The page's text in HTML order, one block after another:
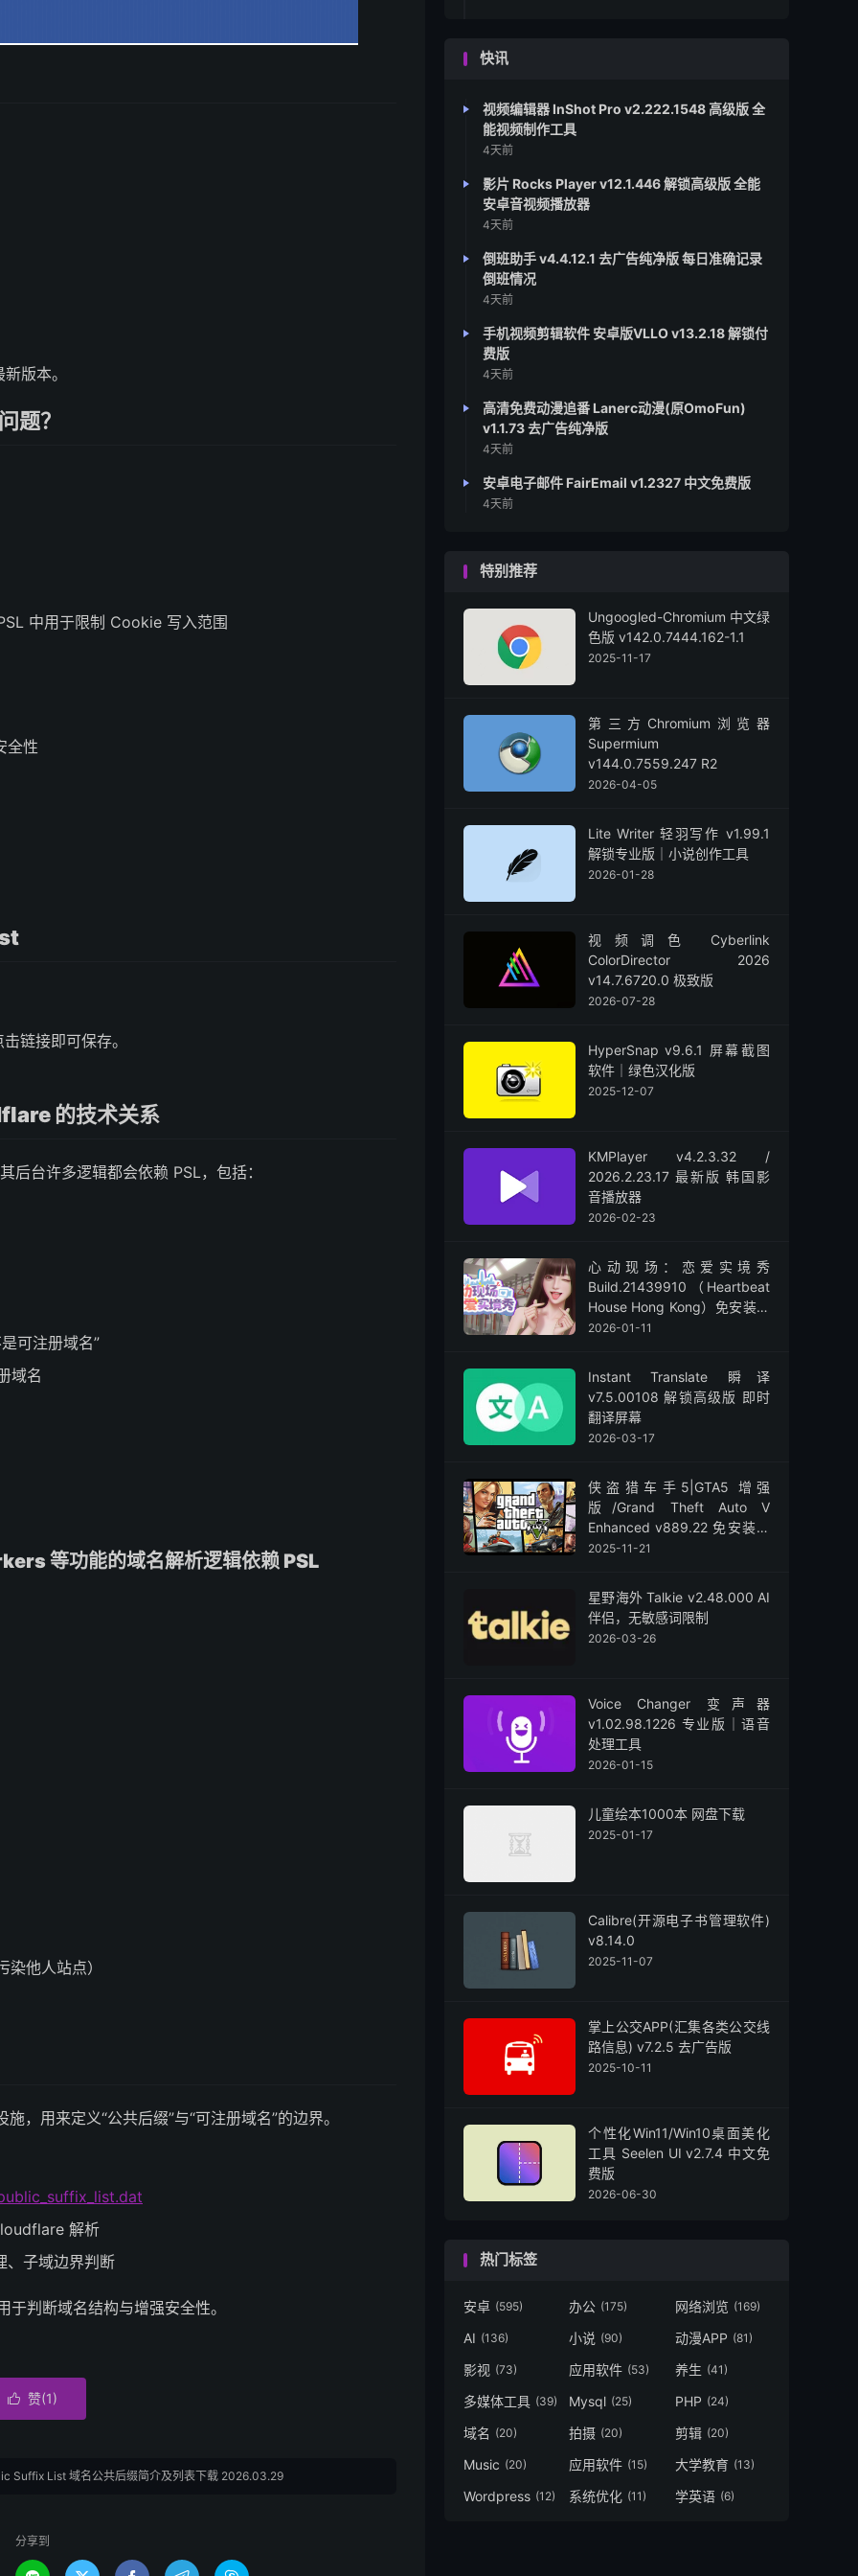
版本。
题？
中用于限制 Cookie 写入范围
全性
链接即可保存。
的技术关系
台许多逻辑都会依赖 PSL，包括：
可注册域名”
域名
等功能的域名解析逻辑依赖 PSL
他人站点）
用来定义“公共后缀”与“可注册域名”的边界。
解析
子域边界判断
判断域名结构与增强安全性。
 赞(1)
Suffix List 域名公共后缀简介及列表下载 2026.03.29
分享到
快讯
视频编辑器 InShot Pro v2.222.1548 高级版 全
能视频制作工具
4天前
影片 Rocks Player v12.1.446 解锁高级版 全能
安卓音视频播放器
4天前
倒班助手 v4.4.12.1 去广告纯净版 每日准确记录
倒班情况
4天前
手机视频剪辑软件 安卓版VLLO v13.2.18 解锁付
费版
4天前
高清免费动漫追番 Lanerc动漫(原OmoFun)
v1.1.73 去广告纯净版
4天前
安卓电子邮件 FairEmail v1.2327 中文免费版
4天前
特别推荐
Ungoogled-Chromium 中文绿
色版 v142.0.7444.162-1.1
2025-11-17
第三方Chromium浏览器
Supermium
v144.0.7559.247 R2
2026-04-05
Lite Writer 轻羽写作 v1.99.1
解锁专业版｜小说创作工具
2026-01-28
视频调色 Cyberlink
ColorDirector 2026
v14.7.6720.0 极致版
2026-07-28
HyperSnap v9.6.1 屏幕截图
软件｜绿色汉化版
2025-12-07
KMPlayer v4.2.3.32 /
2026.2.23.17 最新版 韩国影
音播放器
2026-02-23
心动现场：恋爱实境秀
Build.21439910（Heartbeat
House Hong Kong）免安装中
文版
2026-01-11
Instant Translate 瞬译
v7.5.00108 解锁高级版 即时
翻译屏幕
2026-03-17
侠盗猎车手5|GTA5 增强
版/Grand Theft Auto V
Enhanced v889.22 免安装中
文版
2025-11-21
星野海外 Talkie v2.48.000 AI
伴侣，无敏感词限制
2026-03-26
Voice Changer 变声器
v1.02.98.1226 专业版｜语音
处理工具
2026-01-15
儿童绘本1000本 网盘下载
2025-01-17
Calibre(开源电子书管理软件)
v8.14.0
2025-11-07
掌上公交APP(汇集各类公交线
路信息) v7.2.5 去广告版
2025-10-11
个性化Win11/Win10桌面美化
工具 Seelen UI v2.7.4 中文免
费版
2026-06-30
热门标签
安卓 (595) 办公 (175) 网络浏览 (169)
AI (136) 小说 (90) 动漫APP (81)
影视 (73) 应用软件 (53) 养生 (41)
多媒体工具 (39) Mysql (25) PHP (24)
域名 (20) 拍摄 (20) 剪辑 (20)
Music (20) 应用软件 (15) 大学教育 (13)
Wordpress (12) 系统优化 (11) 学英语 (6)